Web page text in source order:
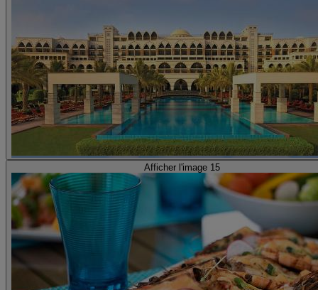
Afficher l'image 15